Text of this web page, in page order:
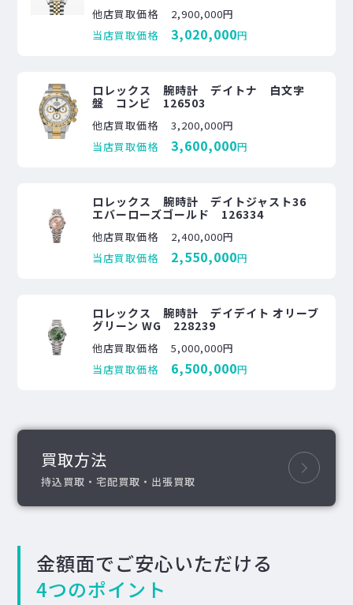
他店買取価格
2,900,000円
当店買取価格
3,020,000円
ロレックス 腕時計 デイトナ 白文字
盤 コンビ 126503
他店買取価格
3,200,000円
当店買取価格
3,600,000円
ロレックス 腕時計 デイトジャスト36
エバーローズゴールド 126334
他店買取価格
2,400,000円
当店買取価格
2,550,000円
ロレックス 腕時計 デイデイト オリーブ
グリーン WG 228239
他店買取価格
5,000,000円
当店買取価格
6,500,000円
買取方法
持込買取・宅配買取・出張買取
金額面でご安心いただける
4つのポイント